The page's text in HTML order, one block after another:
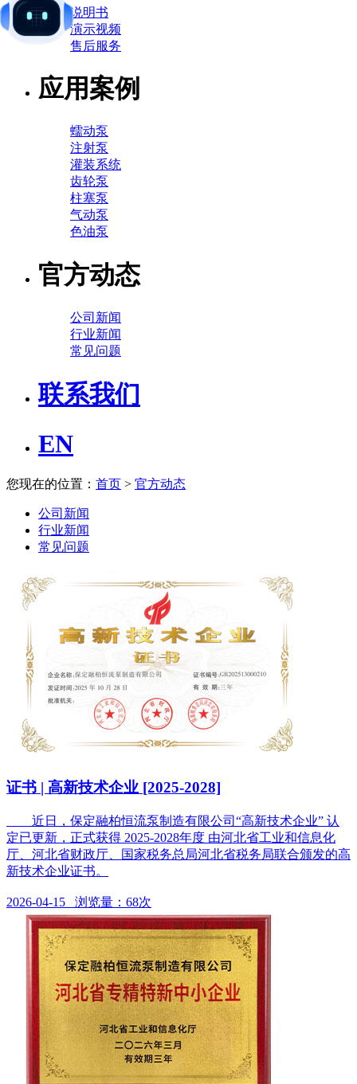
说明书
演示视频
售后服务
应用案例
蠕动泵
注射泵
灌装系统
齿轮泵
柱塞泵
气动泵
色油泵
官方动态
公司新闻
行业新闻
常见问题
联系我们
EN
您现在的位置： 首页 > 官方动态
公司新闻
行业新闻
常见问题
证书 | 高新技术企业 [2025-2028]
近日，保定融柏恒流泵制造有限公司“高新技术企业” 认
定已更新，正式获得 2025-2028年度 由河北省工业和信息化
厅、河北省财政厅、国家税务总局河北省税务局联合颁发的高
新技术企业证书。
2026-04-15 浏览量：68次